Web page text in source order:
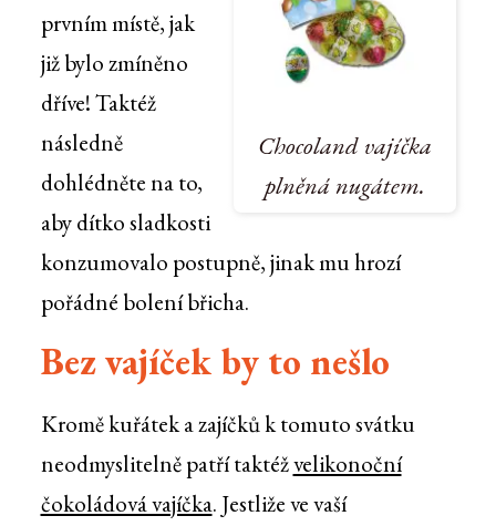
Chocoland vajíčka
plněná nugátem.
prvním místě, jak
již bylo zmíněno
dříve! Taktéž
následně
dohlédněte na to,
aby dítko sladkosti
konzumovalo postupně, jinak mu hrozí
pořádné bolení břicha.
Bez vajíček by to nešlo
Kromě kuřátek a zajíčků k tomuto svátku
neodmyslitelně patří taktéžvelikonoční
čokoládová vajíčka. Jestliže ve vaší